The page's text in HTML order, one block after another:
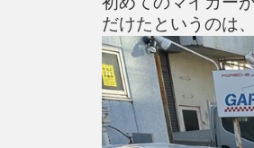
だけたというのは